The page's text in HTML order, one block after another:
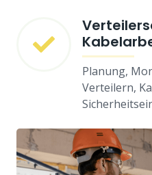
Planung,
Verteilern,